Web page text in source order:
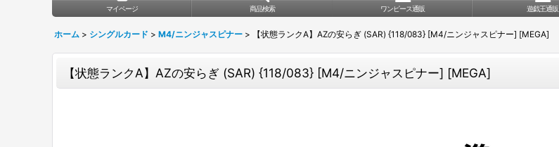
マイページ 商品検索 ワンピース通販 遊戯王通販
ホーム > シングルカード > M4/ニンジャスピナー > 【状態ランクA】AZの安らぎ (SAR) {118/083} [M4/ニンジャスピナー] [MEGA]
【状態ランクA】AZの安らぎ (SAR) {118/083} [M4/ニンジャスピナー] [MEGA]